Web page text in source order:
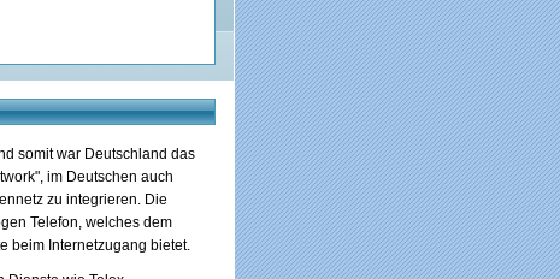
somit war Deutschland das
im Deutschen auch
zu integrieren. Die
Telefon, welches dem
beim Internetzugang bietet.